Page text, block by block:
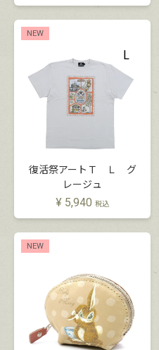
NEW
復活祭アートＴ Ｌ グ
レージュ
¥ 5,940 税込
NEW